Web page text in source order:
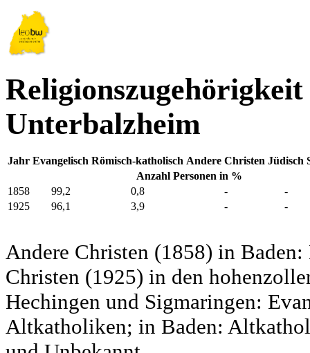
Religionszugehörigkeit
Unterbalzheim
Jahr Evangelisch Römisch-katholisch Andere Christen Jüdisch
Anzahl Personen in %
1858
99,2 0,8 -
-
1925
96,1 3,9 - -
Andere Christen (1858) in
Christen (1925) in den
Hechingen und Sigmaringen:
Altkatholiken; in Baden: